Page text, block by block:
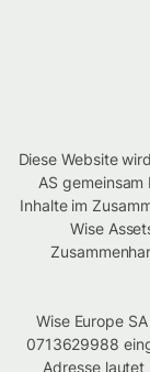
Diese Website
AS
Inhalte im
Wise
Wise Europe
0713629988
Adresse lautet